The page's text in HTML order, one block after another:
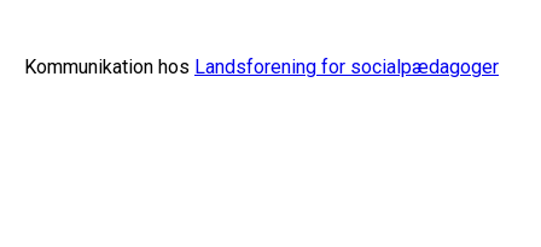
Kommunikation hos Landsforening for socialpædagoger